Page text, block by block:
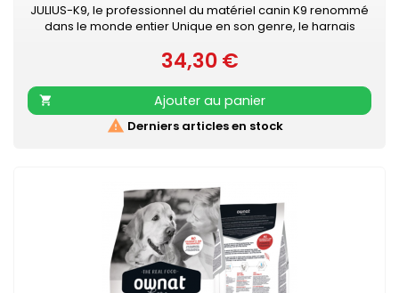
JULIUS-K9, le professionnel du matériel canin K9 renommé
dans le monde entier Unique en son genre, le harnais
contrôler le chien pendant les balades en ville. Le harnais
IDC®Power est votre compagnon au quotidien, pour le loisir
et la promenade, dans la rue comme au parc. Sa poignée
solide...
Prix
34,30 €

Ajouter au panier
 Derniers articles en stock